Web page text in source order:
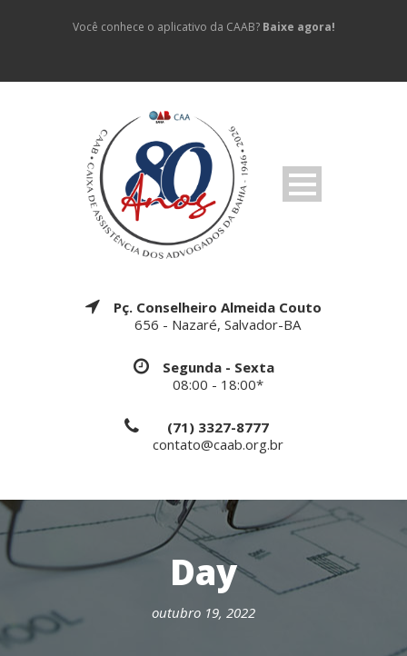
Você conhece o aplicativo da CAAB? Baixe agora!
Pç. Conselheiro Almeida Couto
656 - Nazaré, Salvador-BA
Segunda - Sexta
08:00 - 18:00*
(71) 3327-8777
contato@caab.org.br
Day
outubro 19, 2022